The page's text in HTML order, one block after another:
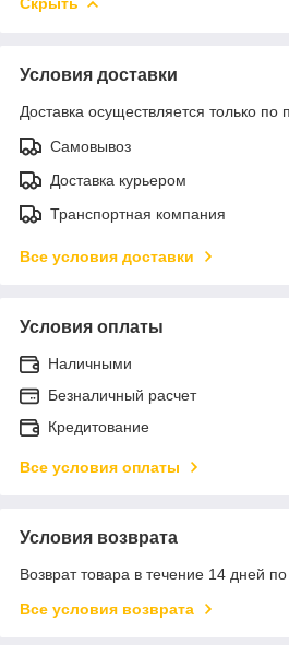
Условия доставки
Доставка осуществляется только по
Самовывоз
Доставка курьером
Транспортная компания
Все условия доставки
Условия оплаты
Наличными
Безналичный расчет
Кредитование
Все условия оплаты
Условия возврата
Возврат товара в течение 14 дней
Все условия возврата